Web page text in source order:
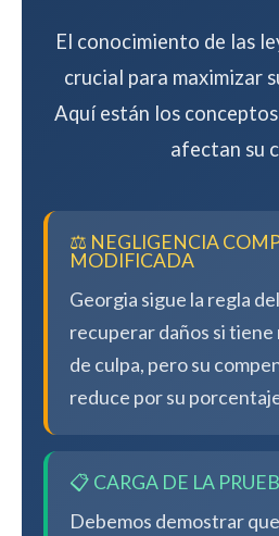
El conocimiento de las
crucial para maximizar
Aquí están los
afectan su
⚖️ NEGLIGENCIA
MODIFICADA
Georgia sigue la regla
recuperar daños si tiene
de culpa, pero su
reduce por su
📋 CARGA DE LA
Debemos demostrar